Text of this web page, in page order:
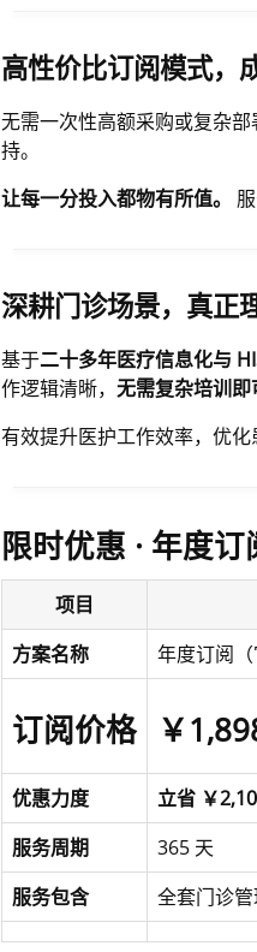
高性价比订阅模式，
无需一次性高额采购或复杂
持。
让每一分投入都物有所值。
深耕门诊场景，真正
基于二十多年医疗信息化与
作逻辑清晰， 无需复杂培训
有效提升医护工作效率，优化
限时优惠 · 年度
项目
方案名称
年度订阅（
订阅价格 ￥
优惠力度 立省 ￥
服务周期
365 天
服务包含
全套门诊